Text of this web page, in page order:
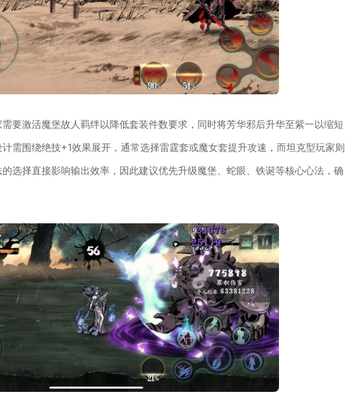
要激活魔堡故人羁绊以降低套装件数要求，同时将芳华邪后升华至紫一以缩短
需围绕绝技+1效果展开，通常选择雷霆套或魔女套提升攻速，而坦克型玩家则
选择直接影响输出效率，因此建议优先升级魔堡、蛇眼、铁诞等核心心法，确